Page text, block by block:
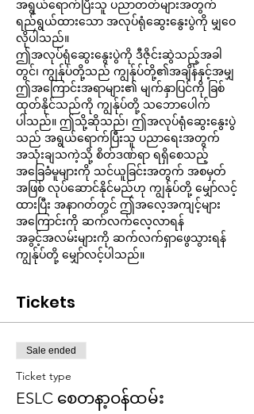
အရွယ်ရောက်ပြီးသူ ပညာတတ်များအတွက်
ရည်ရွယ်ထားသော အလုပ်ရုံဆွေးနွေးပွဲကို မျှဝေ
လိုပါသည်။
ဤအလုပ်ရုံဆွေးနွေးပွဲကို ဒီဇိုင်းဆွဲသည့်အခါ
တွင်၊ ကျွန်ုပ်တို့သည် ကျွန်ုပ်တို့၏အချိန်နှင့်အမျှ
ဤအကြောင်းအရာများ၏ မျက်နှာပြင်ကို ခြစ်
ထုတ်နိုင်သည်ကို ကျွန်ုပ်တို့ သဘောပေါက်
ပါသည်။ ဤသို့ဆိုသည်၊ ဤအလုပ်ရုံဆွေးနွေးပွဲ
သည် အရွယ်ရောက်ပြီးသူ ပညာရေးအတွက်
အသုံးချသကဲ့သို့ စိတ်ဒဏ်ရာ ရရှိစေသည့်
အခြေခံမူများကို သင်ယူခြင်းအတွက် အစမှတ်
အဖြစ် လုပ်ဆောင်နိုင်မည်ဟု ကျွန်ုပ်တို့ မျှော်လင့်
ထားပြီး အနာဂတ်တွင် ဤအလေ့အကျင့်များ
အကြောင်းကို ဆက်လက်လေ့လာရန်
အခွင့်အလမ်းများကို ဆက်လက်ရှာဖွေသွားရန်
ကျွန်ုပ်တို့ မျှော်လင့်ပါသည်။
Tickets
Sale ended
Ticket type
ESLC စေတနာ့ဝန်ထမ်း